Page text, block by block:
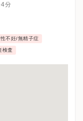
分
不妊/無精子症
検査